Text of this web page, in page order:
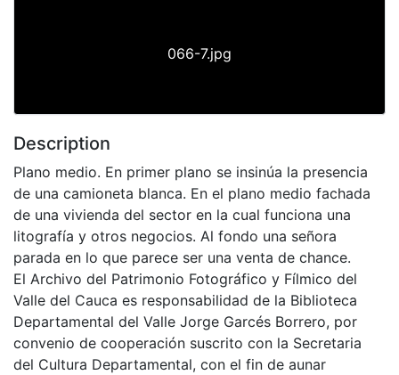
066-7.jpg
Description
Plano medio. En primer plano se insinúa la presencia
de una camioneta blanca. En el plano medio fachada
de una vivienda del sector en la cual funciona una
litografía y otros negocios. Al fondo una señora
parada en lo que parece ser una venta de chance.
El Archivo del Patrimonio Fotográfico y Fílmico del
Valle del Cauca es responsabilidad de la Biblioteca
Departamental del Valle Jorge Garcés Borrero, por
convenio de cooperación suscrito con la Secretaria
del Cultura Departamental, con el fin de aunar